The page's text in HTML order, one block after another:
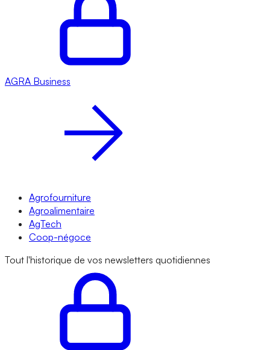
AGRA Business
Agrofourniture
Agroalimentaire
AgTech
Coop-négoce
Tout l'historique de vos newsletters quotidiennes